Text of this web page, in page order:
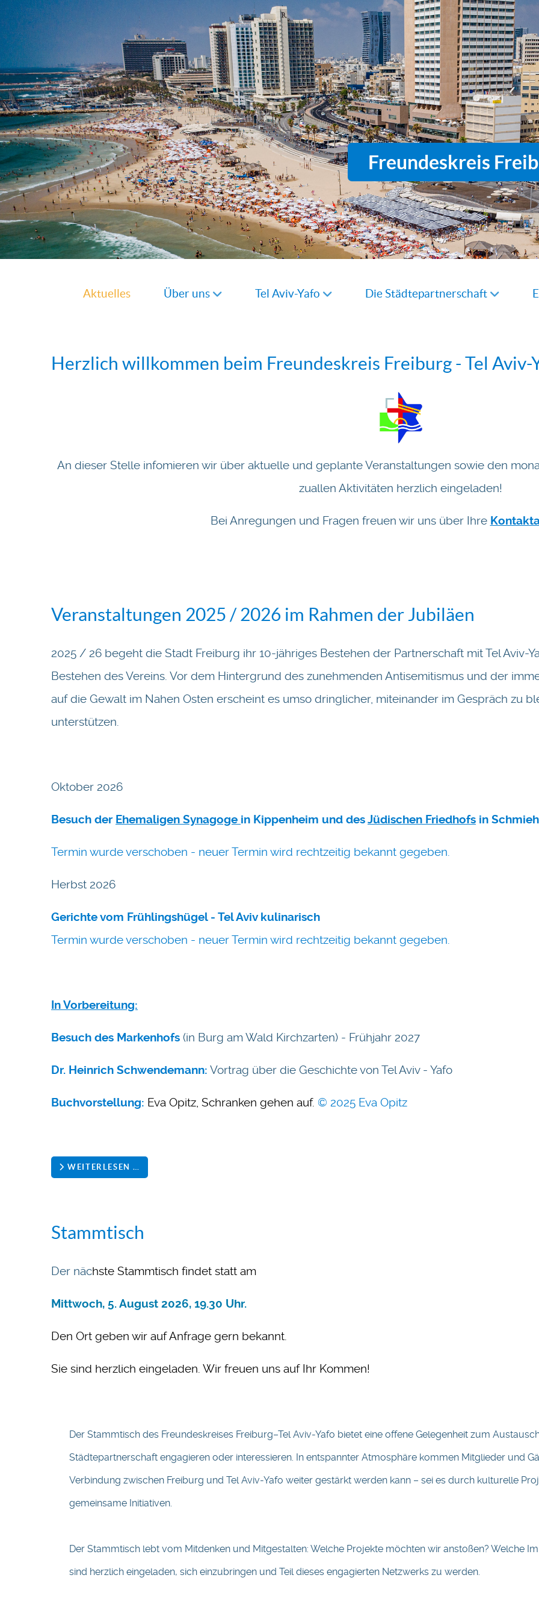
Freundeskreis
Aktuelles Über uns Tel Aviv-Yafo Die Städtepartnerschaft
Herzlich willkommen beim Freundeskreis Freiburg - Tel Aviv-
An dieser Stelle infomieren wir über aktuelle und geplante Veranstaltungen sowie den
zuallen Aktivitäten herzlich eingeladen!
Bei Anregungen und Fragen freuen wir uns über Ihre
Veranstaltungen 2025 / 2026 im Rahmen der Jubiläen
2025 / 26 begeht die Stadt Freiburg ihr 10-jähriges Bestehen der Partnerschaft mit Tel Aviv-
Bestehen des Vereins. Vor dem Hintergrund des zunehmenden Antisemitismus und der
auf die Gewalt im Nahen Osten erscheint es umso dringlicher, miteinander im Gespräch zu
unterstützen.
Oktober 2026
Besuch der Ehemaligen Synagoge in Kippenheim und desJüdischen Friedhofs in
Termin wurde verschoben - neuer Termin wird rechtzeitig bekannt gegeben.
Herbst 2026
Gerichte vom Frühlingshügel - Tel Aviv kulinarisch
Termin wurde verschoben - neuer Termin wird rechtzeitig bekannt gegeben.
In Vorbereitung:
Besuch des Markenhofs (in Burg am Wald Kirchzarten) - Frühjahr 2027
Dr. Heinrich Schwendemann: Vortrag über die Geschichte von Tel Aviv - Yafo
Buchvorstellung: Eva Opitz, Schranken gehen auf. © 2025 Eva Opitz
WEITERLESEN …
Stammtisch
Der nächste Stammtisch findet statt am
Mittwoch, 5. August 2026, 19.30 Uhr.
Den Ort geben wir auf Anfrage gern bekannt.
Sie sind herzlich eingeladen. Wir freuen uns auf Ihr Kommen!
Der Stammtisch des Freundeskreises Freiburg–Tel Aviv-Yafo bietet eine offene Gelegenheit zum
Städtepartnerschaft engagieren oder interessieren. In entspannter Atmosphäre kommen Mitglieder und
Verbindung zwischen Freiburg und Tel Aviv-Yafo weiter gestärkt werden kann – sei es durch kulturelle
gemeinsame Initiativen.
Der Stammtisch lebt vom Mitdenken und Mitgestalten: Welche Projekte möchten wir anstoßen? Welche
sind herzlich eingeladen, sich einzubringen und Teil dieses engagierten Netzwerks zu werden.